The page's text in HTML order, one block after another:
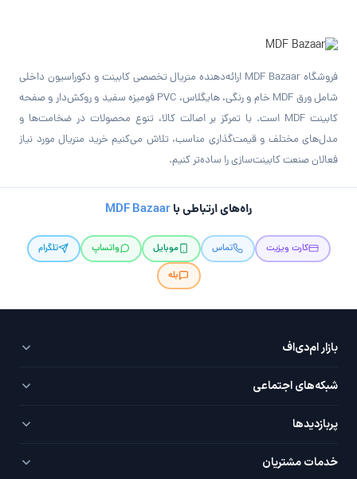
فروشگاه MDF Bazaar ارائه‌دهنده متریال تخصصی کابینت و دکوراسیون داخلی
شامل ورق MDF خام و رنگی، هایگلاس، PVC فومیزه سفید و روکش‌دار و صفحه
کابینت MDF است. با تمرکز بر اصالت کالا، تنوع محصولات در ضخامت‌ها و
مدل‌های مختلف و قیمت‌گذاری مناسب، تلاش می‌کنیم خرید متریال مورد نیاز
فعالان صنعت کابینت‌سازی را ساده‌تر کنیم.
راه‌های ارتباطی باMDF Bazaar
کارت ویزیت تماس موبایل واتساپ
تلگرام
بله
بازار ام‌دی‌اف
ویدئو کالاها
تماس با ما
درباره ما
شبکه‌های اجتماعی
تلگرام
پربازدید‌ها
PVC سفید
خدمات مشتریان